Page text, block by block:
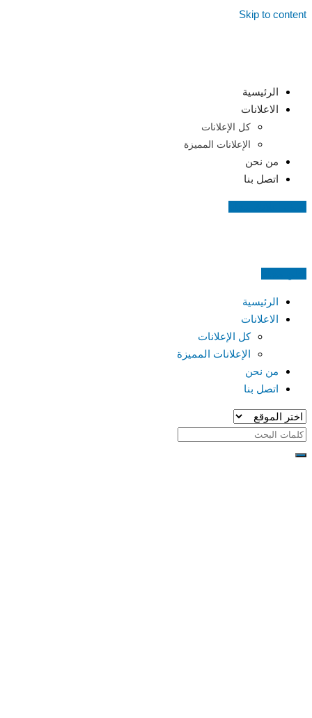
Skip to content
الرئيسية
الاعلانات
كل الإعلانات
الإعلانات المميزة
من نحن
اتصل بنا
الرئيسية
الاعلانات
كل الإعلانات
الإعلانات المميزة
من نحن
اتصل بنا